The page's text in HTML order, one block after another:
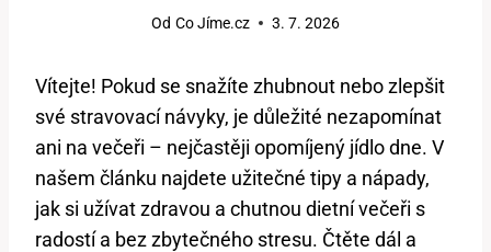
Od Co Jíme.cz 3. 7. 2026
Vítejte! Pokud se snažíte zhubnout nebo zlepšit
své stravovací návyky, je důležité nezapomínat
ani na večeři – nejčastěji opomíjený jídlo dne. V
našem článku najdete užitečné tipy a nápady,
jak si užívat zdravou a chutnou dietní večeři s
radostí a bez zbytečného stresu. Čtěte dál a